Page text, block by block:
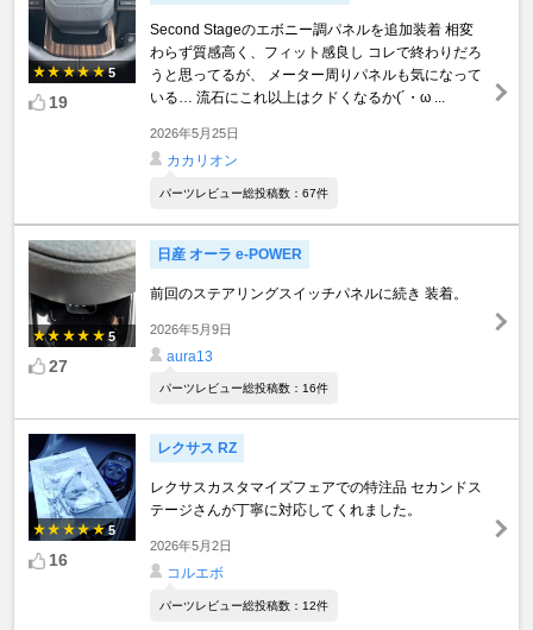
5
19
Second Stageのエボニー調パネルを追加装着 相変
わらず質感高く、フィット感良し コレで終わりだろ
うと思ってるが、 メーター周りパネルも気になって
いる… 流石にこれ以上はクドくなるか(´・ω ...
2026年5月25日
カカリオン
パーツレビュー総投稿数：67件
5
27
日産 オーラ e-POWER
前回のステアリングスイッチパネルに続き 装着。
2026年5月9日
aura13
パーツレビュー総投稿数：16件
5
16
レクサス RZ
レクサスカスタマイズフェアでの特注品 セカンドス
テージさんが丁寧に対応してくれました。
2026年5月2日
コルエボ
パーツレビュー総投稿数：12件